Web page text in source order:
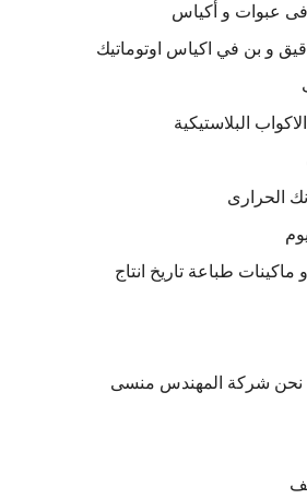
فى عبوات و أكياس
و بن في اكياس اوتوماتيك
البلاستيكية
الحرارى
طباعة تاريخ انتاج
نحن شركة المهندس منسى